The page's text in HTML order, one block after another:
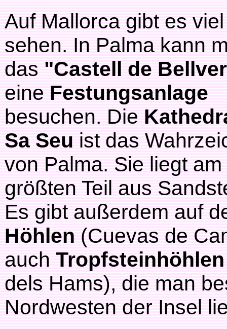
Auf Mallorca gibt es
sehen. In Palma kann
das"Castell de
eineFestungsanlage
besuchen. Die
Sa Seuist das
von Palma. Sie liegt
größten Teil aus
Es gibt außerdem auf
Höhlen(Cuevas de
auchTropfsteinhöhlen
dels Hams), die man
Nordwesten der Insel